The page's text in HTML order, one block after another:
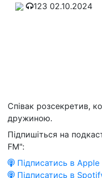
123 02.10.2024
Співак розсекретив,
дружиною.
Підпишіться на
FM":
Підписатись в
Підписатись в